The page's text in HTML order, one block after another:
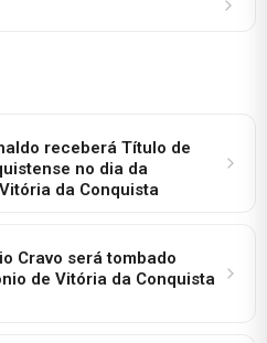
receberá Título de
no dia da
da Conquista
Cravo será tombado
de Vitória da Conquista